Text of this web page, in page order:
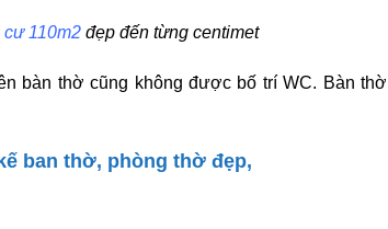
cư 110m2 đẹp đến từng centimet
bàn thờ cũng không được bố trí WC. Bàn thờ